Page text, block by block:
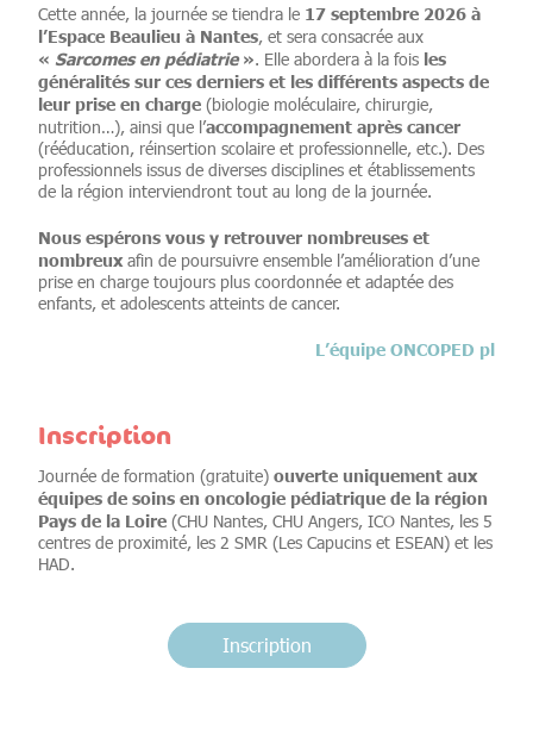
Cette année, la journée se tiendra le 17 septembre 2026 à
l’Espace Beaulieu à Nantes, et sera consacrée aux
« Sarcomes en pédiatrie». Elle abordera à la fois les
généralités sur ces derniers et les différents aspects de
leur prise en charge (biologie moléculaire, chirurgie,
nutrition…), ainsi que l’accompagnement après cancer
(rééducation, réinsertion scolaire et professionnelle, etc.). Des
professionnels issus de diverses disciplines et établissements
de la région interviendront tout au long de la journée.
Nous espérons vous y retrouver nombreuses et
nombreux afin de poursuivre ensemble l’amélioration d’une
prise en charge toujours plus coordonnée et adaptée des
enfants, et adolescents atteints de cancer.
L’équipe ONCOPED pl
Inscription
Journée de formation (gratuite)ouverte uniquement aux
équipes de soins en oncologie pédiatrique de la région
Pays de la Loire (CHU Nantes, CHU Angers, ICO Nantes, les 5
centres de proximité, les 2 SMR (Les Capucins et ESEAN) et les
HAD.
Inscription